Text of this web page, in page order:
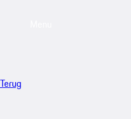
Terug